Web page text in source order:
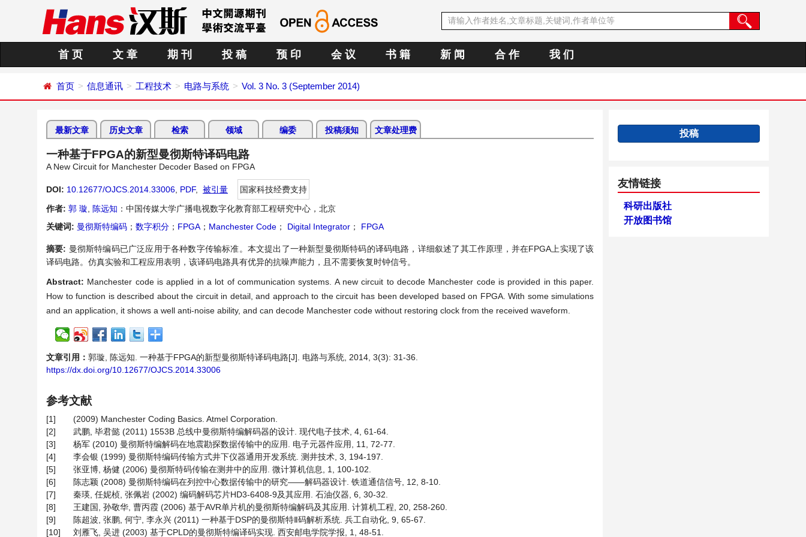
首 页 文 章 期 刊 投 稿 预 印 会 议 书 籍 新 闻 合 作 我 们
首页 信息通讯 工程技术 电路与系统 Vol. 3 No. 3 (September 2014)
最新文章 历史文章 检索 领域 编委 投稿须知 文章处理费
一种基于FPGA的新型曼彻斯特译码电路
A New Circuit for Manchester Decoder Based on FPGA
DOI: 10.12677/OJCS.2014.33006 PDF, 被引量
国家科技经费支持
作者: 郭 璇 陈远知 ：中国传媒大学广播电视数字化教育部工程研究中心，北京
关键词: 曼彻斯特编码 ； 数字积分 ； FPGA ； Manchester Code ； Digital Integrator ； FPGA
摘要: 曼彻斯特编码已广泛应用于各种数字传输标准。本文提出了一种新型曼彻斯特码的译码电路，详细叙述了其工作原理，并在FPGA上实现了该
译码电路。仿真实验和工程应用表明，该译码电路具有优异的抗噪声能力，且不需要恢复时钟信号。
Abstract: Manchester code is applied in a lot of communication systems. A new circuit to decode Manchester code is provided in this paper.
How to function is described about the circuit in detail, and approach to the circuit has been developed based on FPGA. With some simulations
and an application, it shows a well anti-noise ability, and can decode Manchester code without restoring clock from the received waveform.
文章引用： 郭璇, 陈远知. 一种基于FPGA的新型曼彻斯特译码电路[J]. 电路与系统, 2014, 3(3): 31-36.
https://dx.doi.org/10.12677/OJCS.2014.33006
参考文献
[1]
(2009) Manchester Coding Basics. Atmel Corporation.
[2]
武鹏, 毕君懿 (2011) 1553B 总线中曼彻斯特编解码器的设计. 现代电子技术, 4, 61-64.
[3]
杨军 (2010) 曼彻斯特编解码在地震勘探数据传输中的应用. 电子元器件应用, 11, 72-77.
[4]
李会银 (1999) 曼彻斯特编码传输方式井下仪器通用开发系统. 测井技术, 3, 194-197.
[5]
张亚博, 杨健 (2006) 曼彻斯特码传输在测井中的应用. 微计算机信息, 1, 100-102.
[6]
陈志颖 (2008) 曼彻斯特编码在列控中心数据传输中的研究——解码器设计. 铁道通信信号, 12, 8-10.
[7]
秦瑛, 任妮桢, 张佩岩 (2002) 编码解码芯片HD3-6408-9及其应用. 石油仪器, 6, 30-32.
[8]
王建国, 孙敬华, 曹丙霞 (2006) 基于AVR单片机的曼彻斯特编解码及其应用. 计算机工程, 20, 258-260.
[9]
陈超波, 张鹏, 何宁, 李永兴 (2011) 一种基于DSP的曼彻斯特Ⅱ码解析系统. 兵工自动化, 9, 65-67.
[10]
刘雁飞, 吴进 (2003) 基于CPLD的曼彻斯特编译码实现. 西安邮电学院学报, 1, 48-51.
投稿
友情链接
科研出版社
开放图书馆